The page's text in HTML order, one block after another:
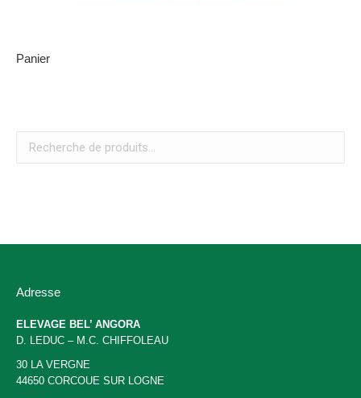
Panier
Adresse
ELEVAGE BEL’ ANGORA
D. LEDUC – M.C. CHIFFOLEAU
30 LA VERGNE
44650 CORCOUE SUR LOGNE